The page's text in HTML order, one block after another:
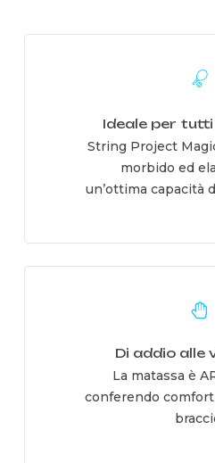
Ideale per
String Project
morbido ed
un’ottima capacità
Di addio alle
La matassa è
conferendo